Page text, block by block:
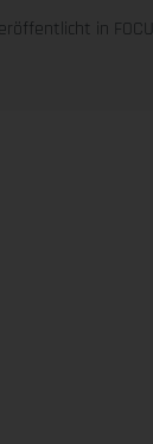
in